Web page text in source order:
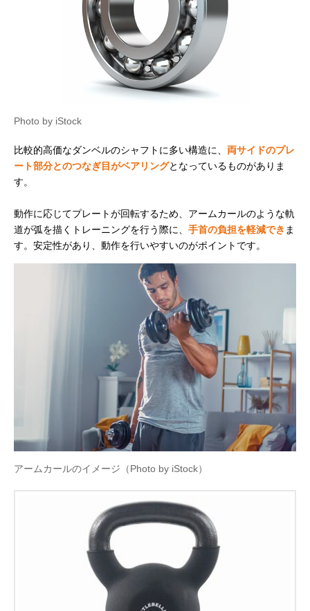
Photo by iStock
比較的高価なダンベルのシャフトに多い構造に、 両サイドのプレ
ート部分とのつなぎ目がベアリングとなっているものがありま
す。
動作に応じてプレートが回転するため、アームカールのような軌
道が弧を描くトレーニングを行う際に、 手首の負担を軽減でき ま
す。安定性があり、動作を行いやすいのがポイントです。
アームカールのイメージ（Photo by iStock）